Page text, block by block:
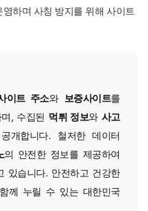
하며 사칭 방지를 위해 사이트
이트 주소와 보증사이트를
, 수집된 먹튀 정보와 사고
개합니다. 철저한 데이터
의 안전한 정보를 제공하여
있습니다. 안전하고 건강한
께 누릴 수 있는 대한민국